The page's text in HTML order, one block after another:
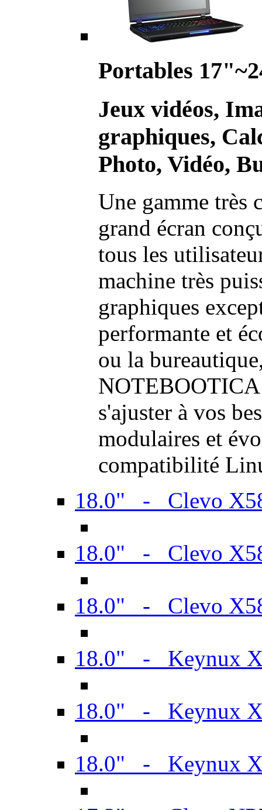
Portables
Jeux vidéos,
graphiques,
Photo, Vidéo,
Une gamme très
grand écran
tous les
machine très
graphiques
performante et
ou la
NOTEBOOTICA
s'ajuster à vos
modulaires et
compatibilité
18.0" - Clevo
18.0" - Clevo
18.0" - Clevo
18.0" - Keynux
18.0" - Keynux
18.0" - Keynux